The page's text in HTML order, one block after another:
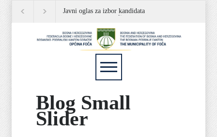
Javni oglas za izbor kandidata
JAVNI OGLAS
Blog Small
Slider